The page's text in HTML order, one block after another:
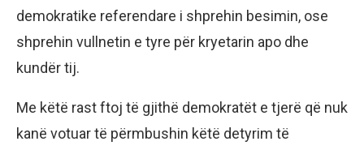
demokratike referendare i shprehin besimin, ose
shprehin vullnetin e tyre për kryetarin apo dhe
kundër tij.
Me këtë rast ftoj të gjithë demokratët e tjerë që nuk
kanë votuar të përmbushin këtë detyrim të